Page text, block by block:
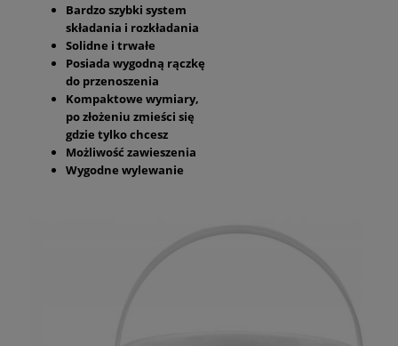
Bardzo szybki system
składania i rozkładania
Solidne i trwałe
Posiada wygodną rączkę
do przenoszenia
Kompaktowe wymiary,
po złożeniu zmieści się
gdzie tylko chcesz
Możliwość zawieszenia
Wygodne wylewanie